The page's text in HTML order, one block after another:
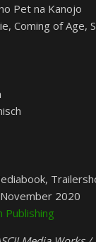
Pet na Kanojo
Coming of Age,
2020
Publishing